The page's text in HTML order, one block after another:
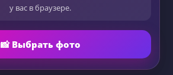
у вас в браузере.
📸 Выбрать фото